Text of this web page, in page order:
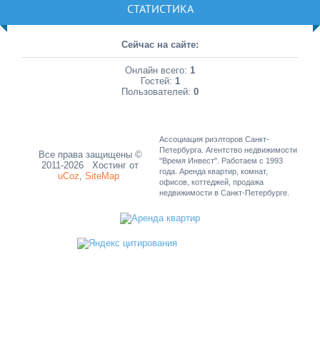
СТАТИСТИКА
Сейчас на сайте:
Онлайн всего: 1
Гостей: 1
Пользователей: 0
Все права защищены ©
2011-2026 Хостинг от
uCoz SiteMap
Ассоциация риэлторов Санкт-
Петербурга. Агентство недвижимости
"Время Инвест". Работаем с 1993
года. Аренда квартир, комнат,
офисов, коттеджей, продажа
недвижимости в Санкт-Петербурге.